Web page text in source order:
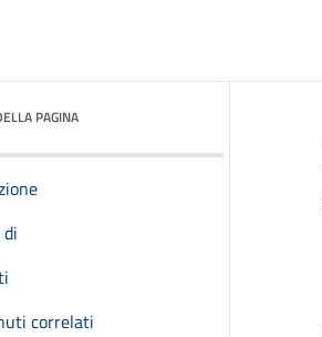
PAGINA
correlati